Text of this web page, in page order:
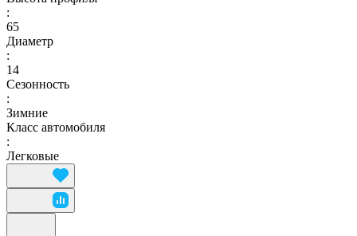
:
65
Диаметр
:
14
Сезонность
:
Зимние
Класс автомобиля
:
Легковые